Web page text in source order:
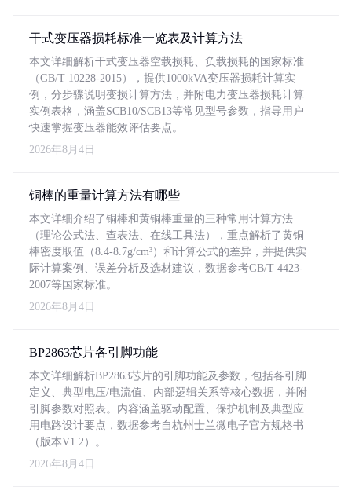
干式变压器损耗标准一览表及计算方法
本文详细解析干式变压器空载损耗、负载损耗的国家标准
（GB/T 10228-2015），提供1000kVA变压器损耗计算实
例，分步骤说明变损计算方法，并附电力变压器损耗计算
实例表格，涵盖SCB10/SCB13等常见型号参数，指导用户
快速掌握变压器能效评估要点。
2026年8月4日
铜棒的重量计算方法有哪些
本文详细介绍了铜棒和黄铜棒重量的三种常用计算方法
（理论公式法、查表法、在线工具法），重点解析了黄铜
棒密度取值（8.4-8.7g/cm³）和计算公式的差异，并提供实
际计算案例、误差分析及选材建议，数据参考GB/T 4423-
2007等国家标准。
2026年8月4日
BP2863芯片各引脚功能
本文详细解析BP2863芯片的引脚功能及参数，包括各引脚
定义、典型电压/电流值、内部逻辑关系等核心数据，并附
引脚参数对照表。内容涵盖驱动配置、保护机制及典型应
用电路设计要点，数据参考自杭州士兰微电子官方规格书
（版本V1.2）。
2026年8月4日